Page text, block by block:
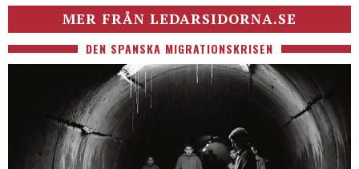
MER FRÅN LEDARSIDORNA.SE
DEN SPANSKA MIGRATIONSKRISEN